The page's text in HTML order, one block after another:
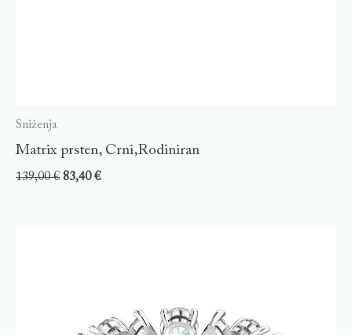
Sniženja
Matrix prsten, Crni,Rodiniran
139,00€ 83,40€